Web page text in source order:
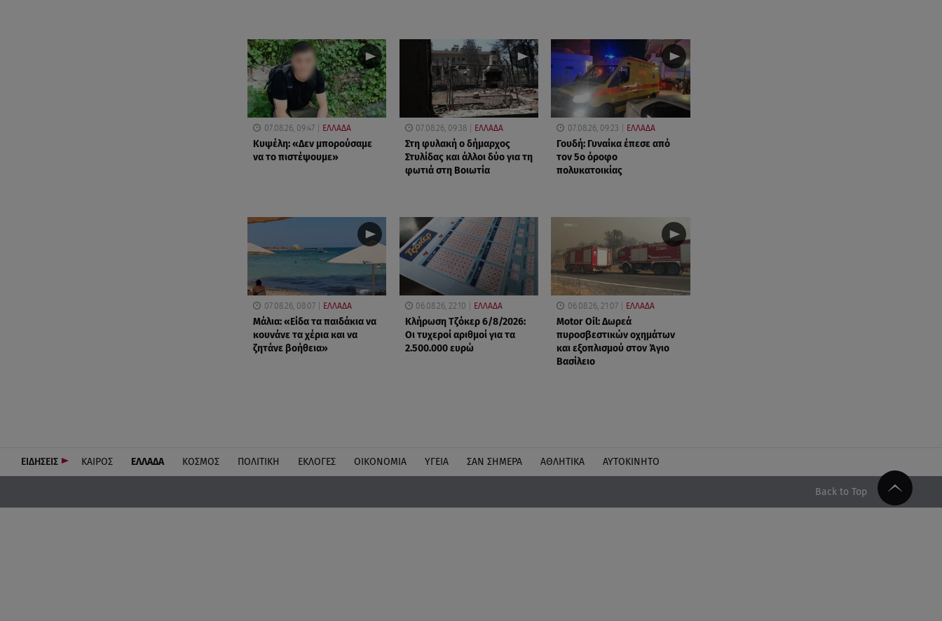
07.08.26, 09:47 ΕΛΛΑΔΑ
Κυψέλη: «Δεν μπορούσαμε
να το πιστέψουμε»
07.08.26, 09:38 ΕΛΛΑΔΑ
Στη φυλακή ο δήμαρχος
Στυλίδας και άλλοι δύο για τη
φωτιά στη Βοιωτία
07.08.26, 09:23 ΕΛΛΑΔΑ
Γουδή: Γυναίκα έπεσε από
τον 5ο όροφο
πολυκατοικίας
07.08.26, 08:07 ΕΛΛΑΔΑ
Μάλια: «Είδα τα παιδάκια να
κουνάνε τα χέρια και να
ζητάνε βοήθεια»
06.08.26, 22:10 ΕΛΛΑΔΑ
Κλήρωση Τζόκερ 6/8/2026:
Οι τυχεροί αριθμοί για τα
2.500.000 ευρώ
06.08.26, 21:07 ΕΛΛΑΔΑ
Motor Oil: Δωρεά
πυροσβεστικών οχημάτων
και εξοπλισμού στον Άγιο
Βασίλειο
ΕΙΔΗΣΕΙΣ ΚΑΙΡΟΣ ΕΛΛΑΔΑ ΚΟΣΜΟΣ ΠΟΛΙΤΙΚΗ ΕΚΛΟΓΕΣ ΟΙΚΟΝΟΜΙΑ ΥΓΕΙΑ ΣΑΝ ΣΗΜΕΡΑ ΑΘΛΗΤΙΚΑ ΑΥΤΟΚΙΝΗΤΟ
Back to Top